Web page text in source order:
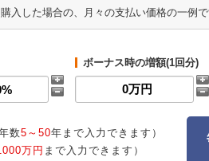
入した場合の、月々の支払い価格の一例
ボーナス時の増額(1回分)
数5～50年まで入力できます）
万円 まで入力できます）